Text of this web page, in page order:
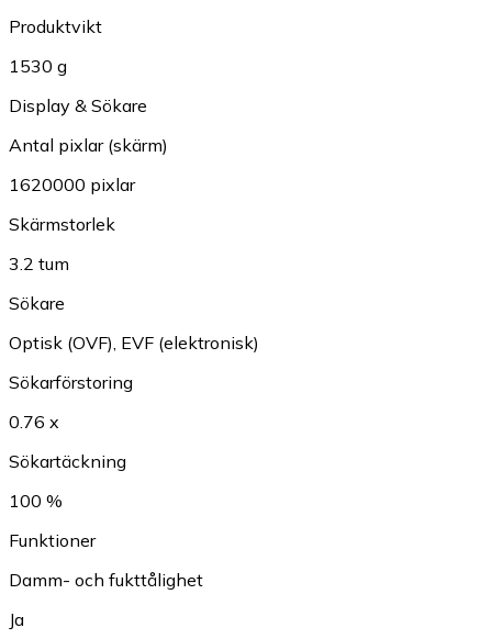
Produktvikt
1530 g
Display & Sökare
Antal pixlar (skärm)
1620000 pixlar
Skärmstorlek
3.2 tum
Sökare
Optisk (OVF), EVF (elektronisk)
Sökarförstoring
0.76 x
Sökartäckning
100 %
Funktioner
Damm- och fukttålighet
Ja